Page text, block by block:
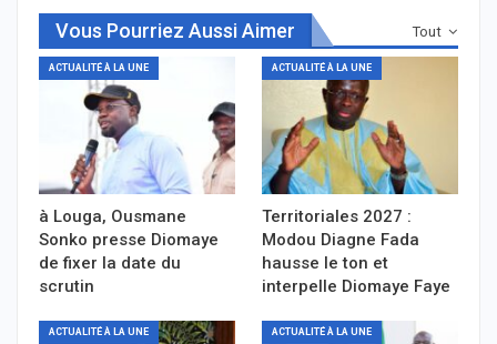
Tout
Vous Pourriez Aussi Aimer
ACTUALITÉ À LA UNE
à Louga, Ousmane
Sonko presse Diomaye
de fixer la date du
scrutin
ACTUALITÉ À LA UNE
Territoriales 2027 :
Modou Diagne Fada
hausse le ton et
interpelle Diomaye Faye
ACTUALITÉ À LA UNE ACTUALITÉ À LA UNE